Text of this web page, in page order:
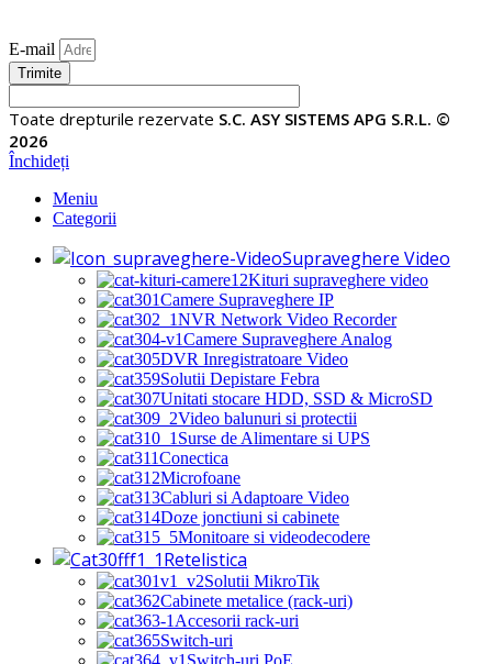
E-mail
Trimite
Toate drepturile rezervate S.C. ASY SISTEMS APG S.R.L. ©
2026
Închideți
Meniu
Categorii
Supraveghere Video
Kituri supraveghere video
Camere Supraveghere IP
NVR Network Video Recorder
Camere Supraveghere Analog
DVR Inregistratoare Video
Solutii Depistare Febra
Unitati stocare HDD, SSD & MicroSD
Video balunuri si protectii
Surse de Alimentare si UPS
Conectica
Microfoane
Cabluri si Adaptoare Video
Doze jonctiuni si cabinete
Monitoare si videodecodere
Retelistica
Solutii MikroTik
Cabinete metalice (rack-uri)
Accesorii rack-uri
Switch-uri